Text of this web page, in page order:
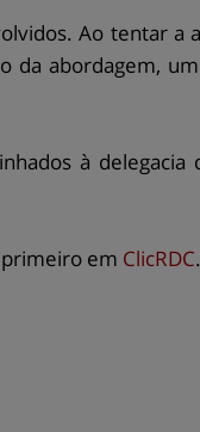
Ao tentar a
da abordagem,
à delegacia
em ClicRDC.